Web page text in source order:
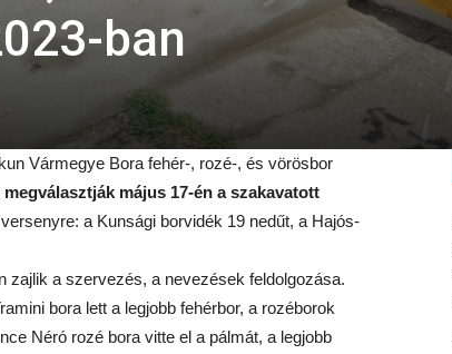
ban
Vármegye Bora fehér-, rozé-, és vörösbor
május 17-én a szakavatott
a Kunsági borvidék 19 nedűt, a Hajós-
zajlik a szervezés, a nevezések feldolgozása.
bora lett a legjobb fehérbor, a rozéborok
Néró rozé bora vitte el a pálmát, a legjobb